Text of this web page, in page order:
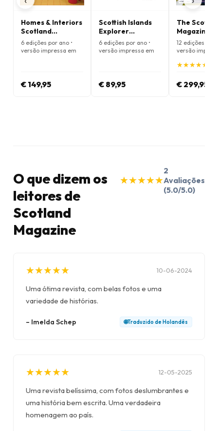
Homes & Interiors
Scotland
Magazine
6 edições por ano •
versão impressa em
€ 149,95
Scottish Islands
Explorer
Magazine
6 edições por ano •
versão impressa em
€ 89,95
The Scots
Magazine
12 edições por
versão
★
★★
★★
★★
★★
★
€ 299,95
O que dizem os
leitores de
Scotland
Magazine
★
★★
★★
★★
★★
★
2
Avaliações
(5.0/5.0)
★
★★
★★
★★
★★
★ 10-06-2024
Uma ótima revista, com belas fotos e uma
variedade de histórias.
– Imelda Schep 🌐Traduzido de Holandês
★
★★
★★
★★
★★
★ 12-05-2025
Uma revista belíssima, com fotos deslumbrantes e
uma história bem escrita. Uma verdadeira
homenagem ao país.